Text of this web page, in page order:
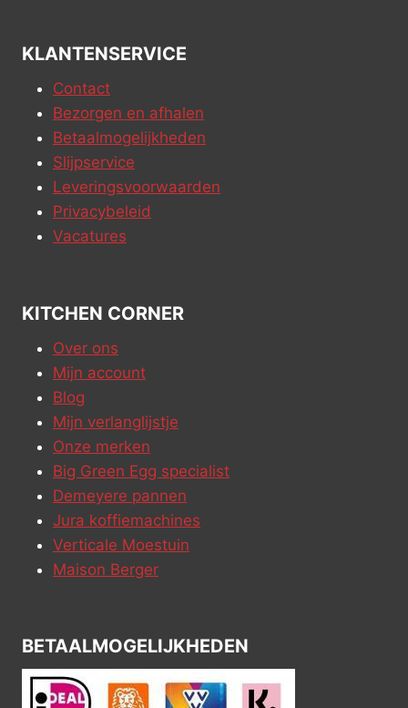
KLANTENSERVICE
Contact
Bezorgen en afhalen
Betaalmogelijkheden
Slijpservice
Leveringsvoorwaarden
Privacybeleid
Vacatures
KITCHEN CORNER
Over ons
Mijn account
Blog
Mijn verlanglijstje
Onze merken
Big Green Egg specialist
Demeyere pannen
Jura koffiemachines
Verticale Moestuin
Maison Berger
BETAALMOGELIJKHEDEN